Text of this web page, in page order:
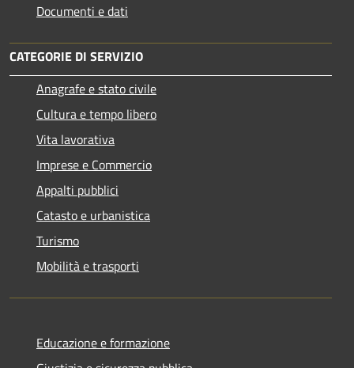
Documenti e dati
CATEGORIE DI SERVIZIO
Anagrafe e stato civile
Cultura e tempo libero
Vita lavorativa
Imprese e Commercio
Appalti pubblici
Catasto e urbanistica
Turismo
Mobilità e trasporti
Educazione e formazione